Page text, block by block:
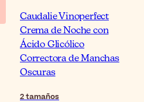
Caudalie Vinoperfect
Crema de Noche con
Ácido Glicólico
Correctora de Manchas
Oscuras
2tamaños